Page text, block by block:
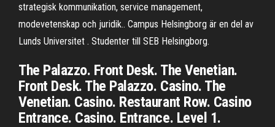
strategisk kommunikation, service management,
modevetenskap och juridik.. Campus Helsingborg är en del av
Lunds Universitet . Studenter till SEB Helsingborg.
The Palazzo. Front Desk. The Venetian.
Front Desk. The Palazzo. Casino. The
Venetian. Casino. Restaurant Row. Casino
Entrance. Casino. Entrance. Level 1.